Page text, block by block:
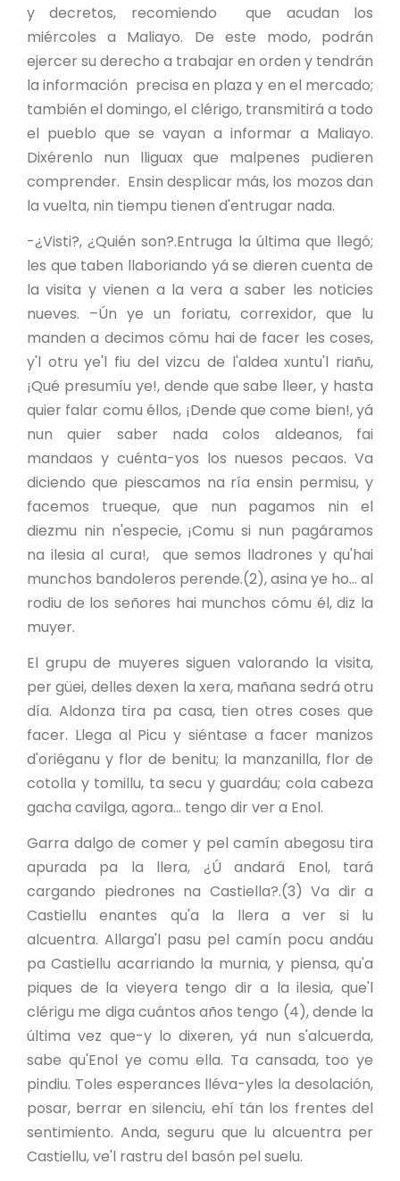
y decretos, recomiendo que acudan los
miércoles a Maliayo. De este modo, podrán
ejercer su derecho a trabajar en orden y tendrán
la información precisa en plaza y en el mercado;
también el domingo, el clérigo, transmitirá a todo
el pueblo que se vayan a informar a Maliayo.
Dixérenlo nun lliguax que malpenes pudieren
comprender. Ensin desplicar más, los mozos dan
la vuelta, nin tiempu tienen d'entrugar nada.
-¿Visti?, ¿Quién son?.Entruga la última que llegó;
les que taben llaboriando yá se dieren cuenta de
la visita y vienen a la vera a saber les noticies
nueves. –Ún ye un foriatu, correxidor, que lu
manden a decimos cómu hai de facer les coses,
y'l otru ye'l fiu del vizcu de l'aldea xuntu'l riañu,
¡Qué presumíu ye!, dende que sabe lleer, y hasta
quier falar comu éllos, ¡Dende que come bien!, yá
nun quier saber nada colos aldeanos, fai
mandaos y cuénta-yos los nuesos pecaos. Va
diciendo que piescamos na ría ensin permisu, y
facemos trueque, que nun pagamos nin el
diezmu nin n'especie, ¡Comu si nun pagáramos
na ilesia al cura!, que semos lladrones y qu'hai
munchos bandoleros perende.(2), asina ye ho... al
rodiu de los señores hai munchos cómu él, diz la
muyer.
El grupu de muyeres siguen valorando la visita,
per güei, delles dexen la xera, mañana sedrá otru
día. Aldonza tira pa casa, tien otres coses que
facer. Llega al Picu y siéntase a facer manizos
d'oriéganu y flor de benitu; la manzanilla, flor de
cotolla y tomillu, ta secu y guardáu; cola cabeza
gacha cavilga, agora... tengo dir ver a Enol.
Garra dalgo de comer y pel camín abegosu tira
apurada pa la llera, ¿Ú andará Enol, tará
cargando piedrones na Castiella?.(3) Va dir a
Castiellu enantes qu'a la llera a ver si lu
alcuentra. Allarga'l pasu pel camín pocu andáu
pa Castiellu acarriando la murnia, y piensa, qu'a
piques de la vieyera tengo dir a la ilesia, que'l
clérigu me diga cuántos años tengo (4), dende la
última vez que-y lo dixeren, yá nun s'alcuerda,
sabe qu'Enol ye comu ella. Ta cansada, too ye
pindiu. Toles esperances lléva-yles la desolación,
posar, berrar en silenciu, ehí tán los frentes del
sentimiento. Anda, seguru que lu alcuentra per
Castiellu, ve'l rastru del basón pel suelu.